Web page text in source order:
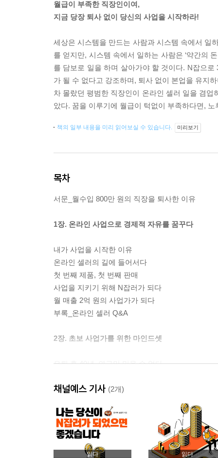
월급이 부족한 직장인이여,
지금 당장 퇴사 없이 당신의 사업을 시작하라!
세상은 시스템을 만드는 사람과 시스템 속에서 일
를 얻지만, 시스템 속에서 일하는 사람은 ‘약간의
를 담보로 일을 하며 살아가야 할 것이다. N잡으
가 될 수 없다고 강조하며, 퇴사 없이 본업을 유지
차 몰랐던 평범한 직장인이 온라인 셀러 일을 겸
았다. 꿈을 이루기에 월급이 턱없이 부족하다면,
책의 일부 내용을 미리 읽어보실 수 있습니다. 미리보기
목차
서문_월수입 800만 원의 직장을 퇴사한 이유
1장. 온라인 사업으로 경제적 자유를 꿈꾸다
내가 사업을 시작한 이유
온라인 셀러의 길에 들어서다
첫 번째 제품, 첫 번째 판매
사업을 지키기 위해 N잡러가 되다
월 매출 2억 원의 사업가가 되다
부록_온라인 셀러 Q&A
2장. 초보 사업가를 위한 마인드셋
은퇴 후 40년, 연금만 믿을 수 없다
퇴근 후 2시간, 부의 골든타임을 잡아라
누구나 시작할 수 있는 온라인 쇼핑몰 사업
온라인 사업에서 온라인을 빼라
위탁판매만으로는 돈을 벌 수 없다
부록_초보 셀러가 겪게 되는 위기
채널예스 기사 (2개)
읽다 읽다